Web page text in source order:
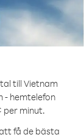
till Vietnam
- hemtelefon
per minut.
få de bästa